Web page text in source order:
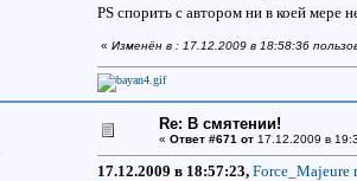
PS спорить с автором ни в коей мере
« Изменён в : 17.12.2009 в 18:58:36
Re: В смятении!
« Ответ #671 от17.12.2009 в
17.12.2009 в 18:57:23, Force_Majeure